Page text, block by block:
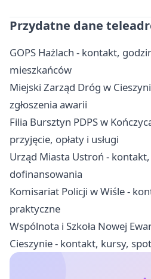
Przydatne dane
GOPS Hażlach - kontakt,
mieszkańców
Miejski Zarząd Dróg w
zgłoszenia awarii
Filia Bursztyn PDPS w
przyjęcie, opłaty i usługi
Urząd Miasta Ustroń - kontakt,
dofinansowania
Komisariat Policji w Wiśle -
praktyczne
Wspólnota i Szkoła Nowej
Cieszynie - kontakt, kursy,